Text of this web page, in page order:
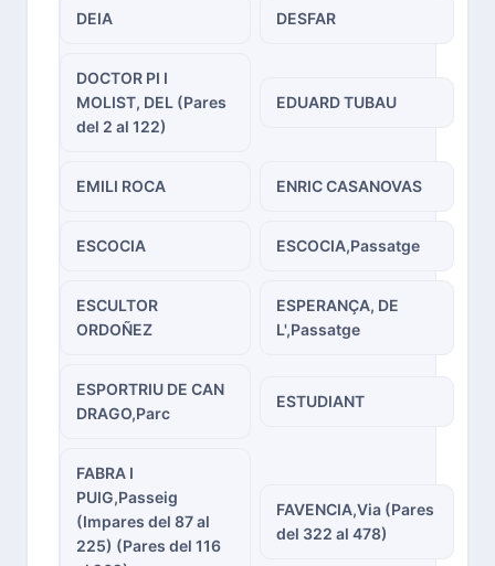
DEIA DESFAR
DOCTOR PI I
MOLIST, DEL (Pares
del 2 al 122)
EDUARD TUBAU
EMILI ROCA ENRIC CASANOVAS
ESCOCIA ESCOCIA,Passatge
ESCULTOR
ORDOÑEZ
ESPERANÇA, DE
L',Passatge
ESPORTRIU DE CAN
DRAGO,Parc
ESTUDIANT
FABRA I
PUIG,Passeig
(Impares del 87 al
225) (Pares del 116
FAVENCIA,Via (Pares
del 322 al 478)